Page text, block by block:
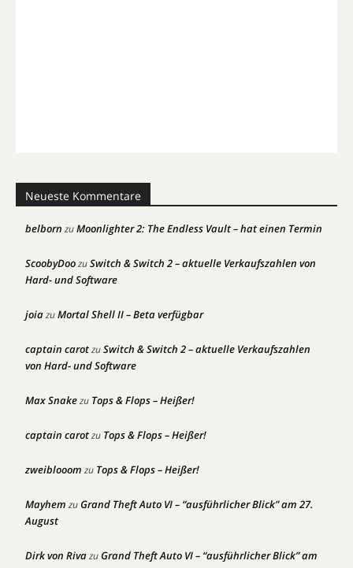
Neueste Kommentare
belborn zuMoonlighter 2: The Endless Vault – hat einen Termin
ScoobyDoozuSwitch & Switch 2 – aktuelle Verkaufszahlen von
Hard- und Software
joiazuMortal Shell II – Beta verfügbar
captain carotzuSwitch & Switch 2 – aktuelle Verkaufszahlen
von Hard- und Software
Max Snakezu Tops & Flops – Heißer!
captain carotzu Tops & Flops – Heißer!
zweiblooom zu Tops & Flops – Heißer!
Mayhem zuGrand Theft Auto VI – “ausführlicher Blick” am 27.
August
Dirk von RivazuGrand Theft Auto VI – “ausführlicher Blick” am